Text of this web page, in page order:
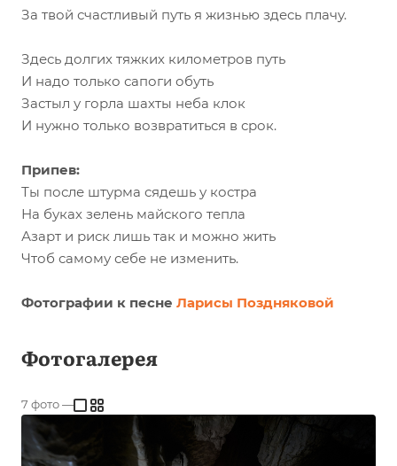
За твой счастливый путь я жизнью здесь плачу.
Здесь долгих тяжких километров путь
И надо только сапоги обуть
Застыл у горла шахты неба клок
И нужно только возвратиться в срок.
Припев:
Ты после штурма сядешь у костра
На буках зелень майского тепла
Азарт и риск лишь так и можно жить
Чтоб самому себе не изменить.
Фотографии к песне Ларисы Поздняковой
Фотогалерея
7 фото—